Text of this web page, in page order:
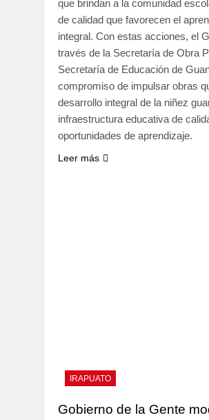
que brindan a la comunidad
de calidad que favorecen el
integral. Con estas acciones, el
través de la Secretaría de Obra
Secretaría de Educación de
compromiso de impulsar obras
desarrollo integral de la niñez
infraestructura educativa de
oportunidades de aprendizaje.
Leer más
IRAPUATO
Gobierno de la Gente